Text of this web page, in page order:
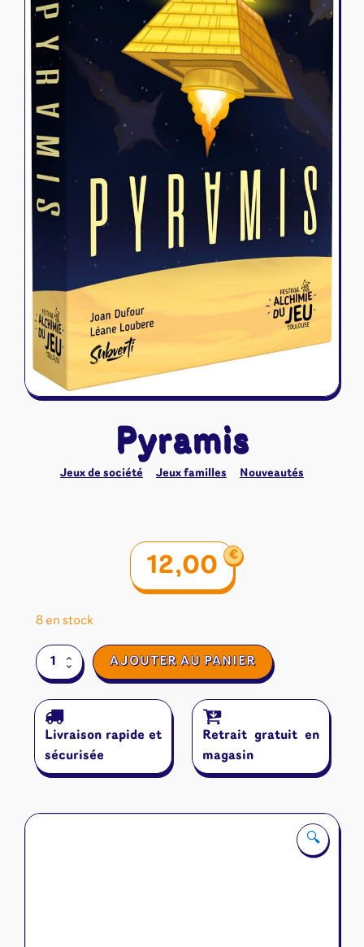
Naruto Mythos
Autres
Tapis de jeu
🔍
Pyramis
Jeux de société Jeux familles Nouveautés
12,00 €
8 en stock
quantité
de
AJOUTER AU PANIER
Livraison rapide et
sécurisée
Retrait gratuit en
magasin